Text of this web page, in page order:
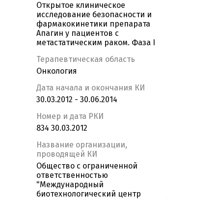
Открытое клиническое
исследование безопасности и
фармакокинетики препарата
Апагин у пациентов с
метастатическим раком. Фаза I
Терапевтическая область
Онкология
Дата начала и окончания КИ
30.03.2012 - 30.06.2014
Номер и дата РКИ
834 30.03.2012
Название организации,
проводящей КИ
Общество с ограниченной
ответственностью
"Международный
биотехнологический центр